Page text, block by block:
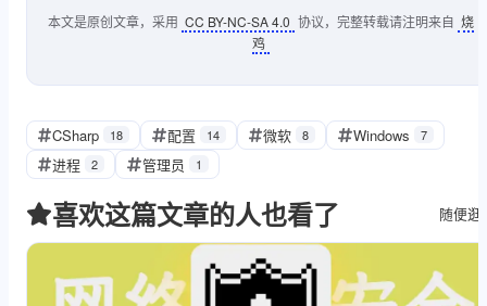
本文是原创文章，采用 CC BY-NC-SA 4.0 协议，完整转载请注明来自 烧
鸡
CSharp 18 配置 14 微软 8 Windows 7
进程 2 管理员 1
喜欢这篇文章的人也看了 随便逛